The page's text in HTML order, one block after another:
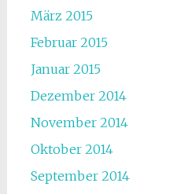
März 2015
Februar 2015
Januar 2015
Dezember 2014
November 2014
Oktober 2014
September 2014